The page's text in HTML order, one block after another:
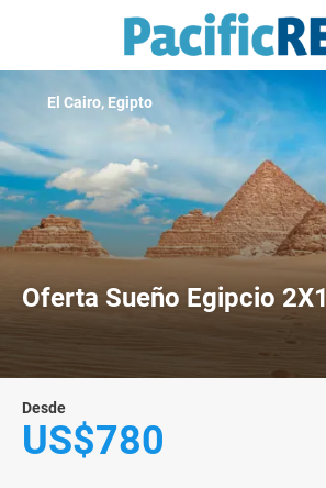
Oferta Sueño Egipcio 2X1
El Cairo, Egipto
Desde
US$780